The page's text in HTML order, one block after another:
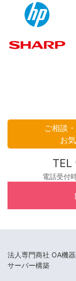
ご相談
お
TEL
電話受付
法人専門商社 OA機
サーバー構築